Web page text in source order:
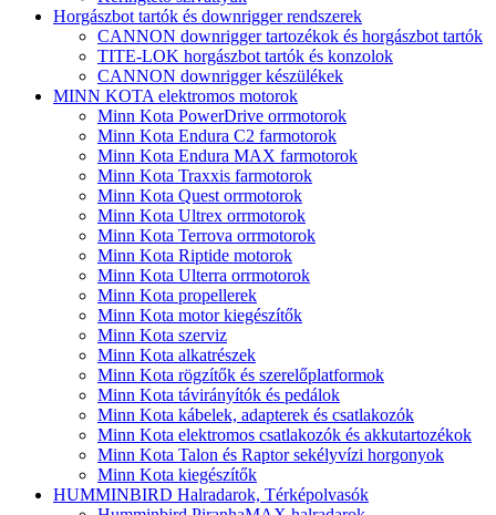
Horgászbot tartók és downrigger rendszerek
CANNON downrigger tartozékok és horgászbot tartók
TITE-LOK horgászbot tartók és konzolok
CANNON downrigger készülékek
MINN KOTA elektromos motorok
Minn Kota PowerDrive orrmotorok
Minn Kota Endura C2 farmotorok
Minn Kota Endura MAX farmotorok
Minn Kota Traxxis farmotorok
Minn Kota Quest orrmotorok
Minn Kota Ultrex orrmotorok
Minn Kota Terrova orrmotorok
Minn Kota Riptide motorok
Minn Kota Ulterra orrmotorok
Minn Kota propellerek
Minn Kota motor kiegészítők
Minn Kota szerviz
Minn Kota alkatrészek
Minn Kota rögzítők és szerelőplatformok
Minn Kota távirányítók és pedálok
Minn Kota kábelek, adapterek és csatlakozók
Minn Kota elektromos csatlakozók és akkutartozékok
Minn Kota Talon és Raptor sekélyvízi horgonyok
Minn Kota kiegészítők
HUMMINBIRD Halradarok, Térképolvasók